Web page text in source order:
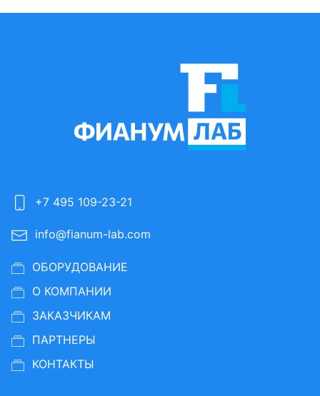
+7 495 109-23-21
info@fianum-lab.com
ОБОРУДОВАНИЕ
О КОМПАНИИ
ЗАКАЗЧИКАМ
ПАРТНЕРЫ
КОНТАКТЫ